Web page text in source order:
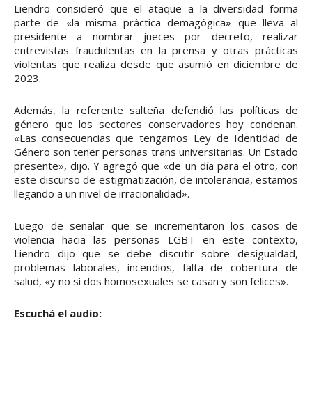
Liendro consideró que el ataque a la diversidad forma
parte de «la misma práctica demagógica» que lleva al
presidente a nombrar jueces por decreto, realizar
entrevistas fraudulentas en la prensa y otras prácticas
violentas que realiza desde que asumió en diciembre de
2023.
Además, la referente salteña defendió las políticas de
género que los sectores conservadores hoy condenan.
«Las consecuencias que tengamos Ley de Identidad de
Género son tener personas trans universitarias. Un Estado
presente», dijo. Y agregó que «de un día para el otro, con
este discurso de estigmatización, de intolerancia, estamos
llegando a un nivel de irracionalidad».
Luego de señalar que se incrementaron los casos de
violencia hacia las personas LGBT en este contexto,
Liendro dijo que se debe discutir sobre desigualdad,
problemas laborales, incendios, falta de cobertura de
salud, «y no si dos homosexuales se casan y son felices».
Escuchá el audio: